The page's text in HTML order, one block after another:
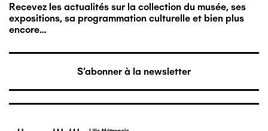
Recevez les actualités sur la collection du musée, ses
expositions, sa programmation culturelle et bien plus
encore…
S'abonner à la newsletter